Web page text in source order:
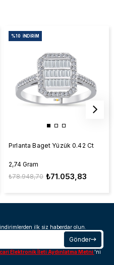
Pırlanta Baget Yüzük 0.42 Ct
2,74 Gram
₺71.053,83
₺78.948,70
%10 İNDIRIM
ilk siz haberdar olun.
Gönder
Elektronik İleti Aydınlatma Metni 'ni